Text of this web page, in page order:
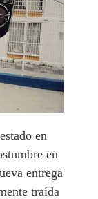
en
en
entrega
traída